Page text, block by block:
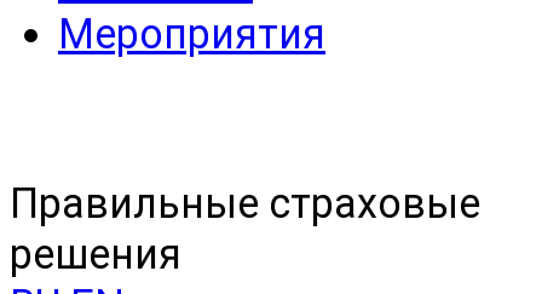
Мероприятия
Правильные страховые
решения